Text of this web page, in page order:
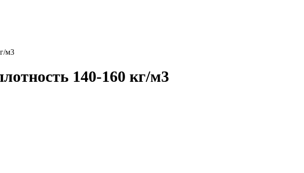
м3
140-160 кг/м3